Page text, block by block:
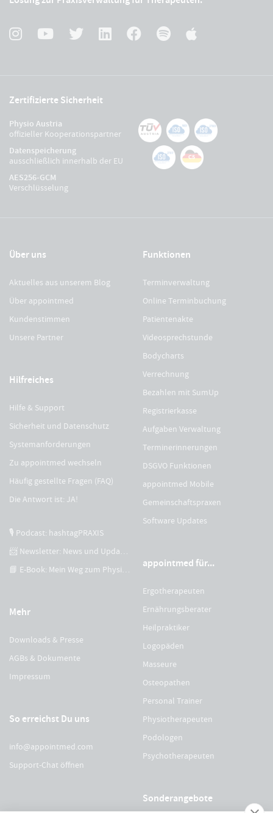
Zertifizierte Sicherheit
Physio Austria
offizieller Kooperationspartner
Datenspeicherung
ausschließlich innerhalb der EU
AES256-GCM
Verschlüsselung
Über uns
Aktuelles aus unserem Blog
Über appointmed
Kundenstimmen
Unsere Partner
Hilfreiches
Hilfe & Support
Sicherheit und Datenschutz
Systemanforderungen
Zu appointmed wechseln
Häufig gestellte Fragen (FAQ)
Die Antwort ist: JA!
🎙 Podcast: hashtagPRAXIS
Mehr
Downloads & Presse
AGBs & Dokumente
Impressum
So erreichst Du uns
info@appointmed.com
Support-Chat öffnen
Funktionen
Terminverwaltung
Online Terminbuchung
Patientenakte
Videosprechstunde
Bodycharts
Verrechnung
Bezahlen mit SumUp
Registrierkasse
Aufgaben Verwaltung
Terminerinnerungen
DSGVO Funktionen
appointmed Mobile
Gemeinschaftspraxen
Software Updates
appointmed für...
Ergotherapeuten
Ernährungsberater
Heilpraktiker
Logopäden
Masseure
Osteopathen
Personal Trainer
Physiotherapeuten
Podologen
Psychotherapeuten
Sonderangebote